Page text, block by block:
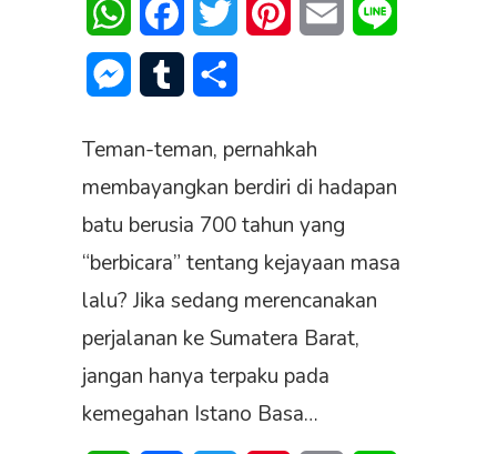
WhatsAppFacebookTwitter PinterestEmail
Messenger
Tumblr
Teman-teman, pernahkah
membayangkan berdiri di hadapan
batu berusia 700 tahun yang
“berbicara” tentang kejayaan masa
lalu? Jika sedang merencanakan
perjalanan ke Sumatera Barat,
jangan hanya terpaku pada
kemegahan Istano Basa…